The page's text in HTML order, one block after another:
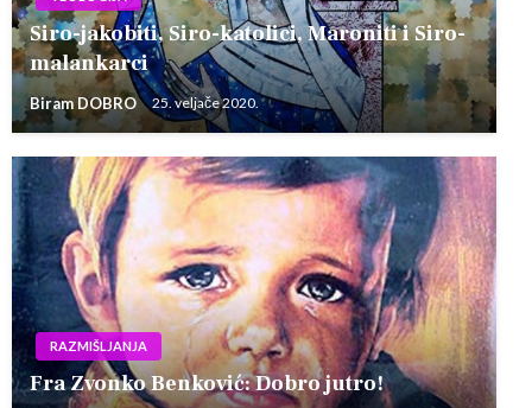
Siro-jakobiti, Siro-katolici, Maroniti i Siro-
malankarci
Biram DOBRO 25. veljače 2020.
RAZMIŠLJANJA
Fra Zvonko Benković: Dobro jutro!